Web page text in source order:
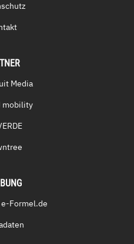
Media
mobility
Formel.de